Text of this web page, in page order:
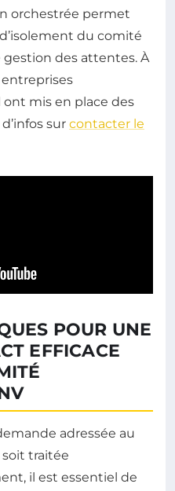
orchestrée permet
du comité
des attentes. À
entreprises
mis en place des
sur contacter le
POUR UNE
EFFICACE
adressée au
soit traitée
il est essentiel de